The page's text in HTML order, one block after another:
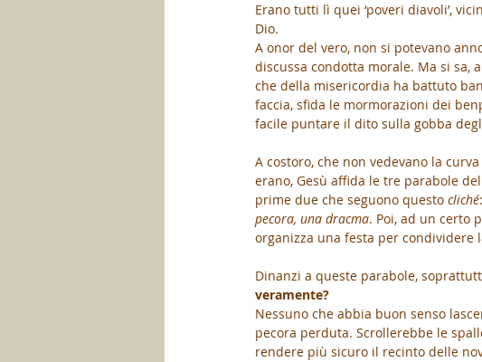
Erano tutti lì quei ‘poveri diavoli’,
Dio.
A onor del vero, non si potevano
discussa condotta morale. Ma si sa,
che della misericordia ha battuto
faccia, sfida le mormorazioni dei
facile puntare il dito sulla gobba
A costoro, che non vedevano la
erano, Gesù affida le tre parabole
prime due che seguono questo cliché
pecora, una dracma. Poi, ad un certo
organizza una festa per condividere
Dinanzi a queste parabole,
veramente?
Nessuno che abbia buon senso
pecora perduta. Scrollerebbe le
rendere più sicuro il recinto delle